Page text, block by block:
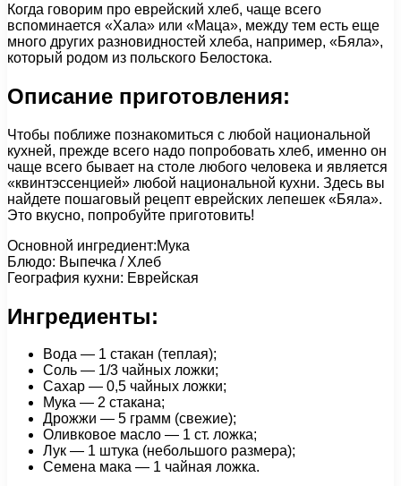
Когда говорим про еврейский хлеб, чаще всего
вспоминается «Хала» или «Маца», между тем есть еще
много других разновидностей хлеба, например, «Бяла»,
который родом из польского Белостока.
Описание приготовления:
Чтобы поближе познакомиться с любой национальной
кухней, прежде всего надо попробовать хлеб, именно он
чаще всего бывает на столе любого человека и является
«квинтэссенцией» любой национальной кухни. Здесь вы
найдете пошаговый рецепт еврейских лепешек «Бяла».
Это вкусно, попробуйте приготовить!
Основной ингредиент:Мука
Блюдо: Выпечка / Хлеб
География кухни: Еврейская
Ингредиенты:
Вода — 1 стакан (теплая);
Соль — 1/3 чайных ложки;
Сахар — 0,5 чайных ложки;
Мука — 2 стакана;
Дрожжи — 5 грамм (свежие);
Оливковое масло — 1 ст. ложка;
Лук — 1 штука (небольшого размера);
Семена мака — 1 чайная ложка.